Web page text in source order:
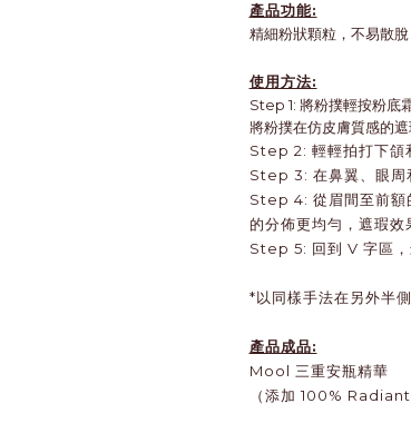
產品功能:
精細粉狀顆粒，不易散
使用方法:
Step 1: 將粉撲輕按粉底
將粉撲在仿皮膚質感的
Step 2: 輕輕拍打下頜
Step 3: 在鼻翼、眼周
Step 4: 從眉間至前額
的分佈更均勻，遮瑕效
Step 5: 回到 V 字區，
*以同樣手法在另外半側
產品成品:
Mool 三重安瓶精華
（添加 100%